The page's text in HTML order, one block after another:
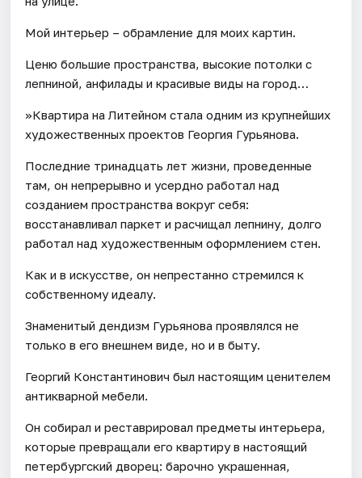
Мой интерьер – обрамление для моих картин.
Ценю большие пространства, высокие потолки с
лепниной, анфилады и красивые виды на город…
»Квартира на Литейном стала одним из крупнейших
художественных проектов Георгия Гурьянова.
Последние тринадцать лет жизни, проведенные
там, он непрерывно и усердно работал над
созданием пространства вокруг себя:
восстанавливал паркет и расчищал лепнину, долго
работал над художественным оформлением стен.
Как и в искусстве, он непрестанно стремился к
собственному идеалу.
Знаменитый дендизм Гурьянова проявлялся не
только в его внешнем виде, но и в быту.
Георгий Константинович был настоящим ценителем
антикварной мебели.
Он собирал и реставрировал предметы интерьера,
которые превращали его квартиру в настоящий
петербургский дворец: барочно украшенная,